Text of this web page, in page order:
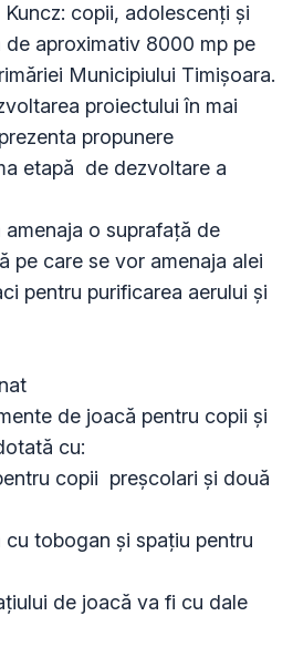
copii, adolescenți și
aproximativ 8000 mp pe
Municipiului Timișoara.
proiectului în mai
propunere
etapă  de dezvoltare a
o suprafață de
pe care se vor amenaja alei
pentru purificarea aerului și
cu: